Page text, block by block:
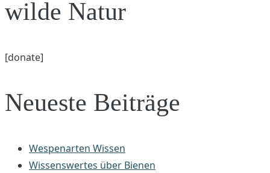
wilde Natur
[donate]
Neueste Beiträge
Wespenarten Wissen
Wissenswertes über Bienen